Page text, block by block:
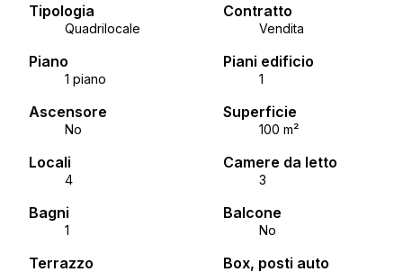
Tipologia
Quadrilocale
Contratto
Vendita
Piano
1 piano
Piani edificio
1
Ascensore
No
Superficie
100 m²
Locali
4
Camere da letto
3
Bagni
1
Balcone
No
Terrazzo Box, posti auto